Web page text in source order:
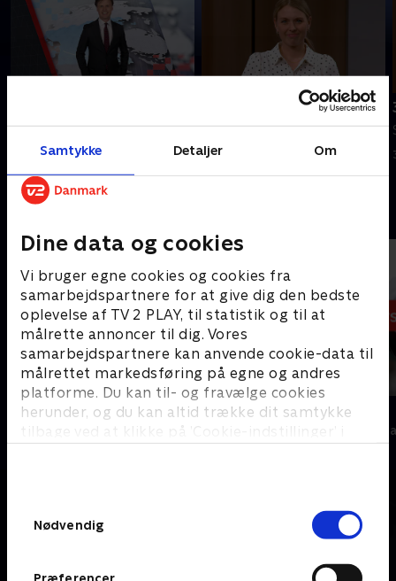
Samtykke Detaljer Om
Dine data og cookies
Vi bruger egne cookies og cookies fra
samarbejdspartnere for at give dig den bedste
oplevelse af TV 2 PLAY, til statistik og til at
målrette annoncer til dig. Vores
samarbejdspartnere kan anvende cookie-data til
målrettet markedsføring på egne og andres
platforme. Du kan til- og fravælge cookies
herunder, og du kan altid trække dit samtykke
tilbage ved at klikke på ’Cookie-indstillinger’ i
Nødvendig
Præferencer
5. august
Se 19.30-nyhederne fra tvSyd.
Se 19.30-nyhederne fra tvSyd.
4. august 2026 • 22 min
19 News 7 News
Nyheder &